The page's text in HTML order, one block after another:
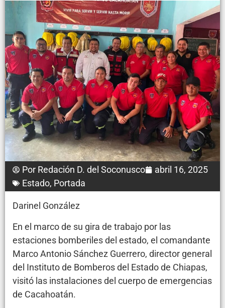
Por Redación D. del Soconusco
abril 16, 2025
Estado, Portada
Darinel González
En el marco de su gira de trabajo por las
estaciones bomberiles del estado, el comandante
Marco Antonio Sánchez Guerrero, director general
del Instituto de Bomberos del Estado de Chiapas,
visitó las instalaciones del cuerpo de emergencias
de Cacahoatán.